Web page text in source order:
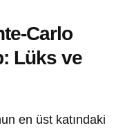
Carlo
Lüks ve
en üst katındaki